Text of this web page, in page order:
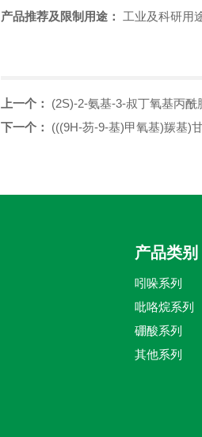
产品推荐及限制用途：
工业及科研用
上一个： (2S)-2-氨基-3-叔丁氧基丙酰
下一个： (((9H-芴-9-基)甲氧基)羰基)
产品类别
吲哚系列
吡咯烷系列
硼酸系列
其他系列